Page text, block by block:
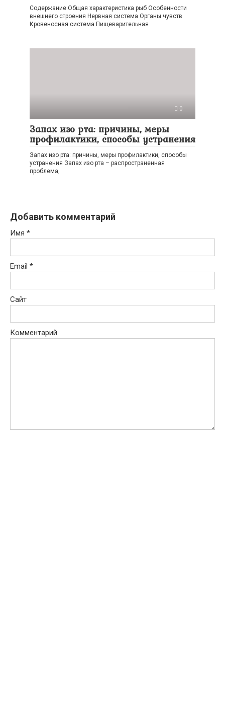
Содержание Общая характеристика рыб Особенности
внешнего строения Нервная система Органы чувств
Кровеносная система Пищеварительная
0
Запах изо рта: причины, меры
профилактики, способы устранения
Запах изо рта: причины, меры профилактики, способы
устранения Запах изо рта – распространенная
проблема,
Добавить комментарий
Имя *
Email *
Сайт
Комментарий